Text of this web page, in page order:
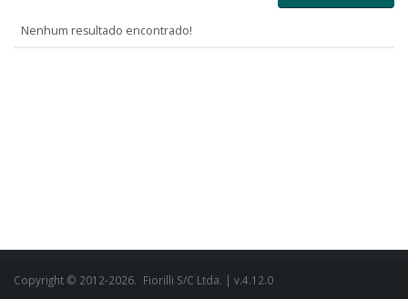
Nenhum resultado encontrado!
Copyright © 2012-2026. Fiorilli S/C Ltda. | v.4.12.0